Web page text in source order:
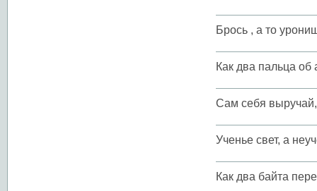
Брось , а то
Как два пальца об
Сам себя
Ученье свет, а
Как два байта